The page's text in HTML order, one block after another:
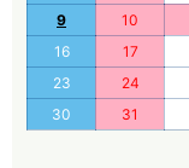
9
10
16
17
23
24
30
31